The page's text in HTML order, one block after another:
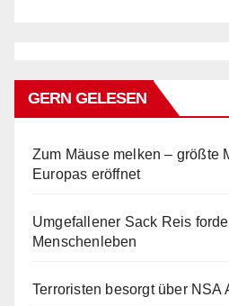
GERN GELESEN
Zum Mäuse melken – größte
Europas eröffnet
Umgefallener Sack Reis
Menschenleben
Terroristen besorgt über NSA